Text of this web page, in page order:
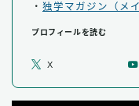
・ 独学マガジン（メ
プロフィールを読む
X